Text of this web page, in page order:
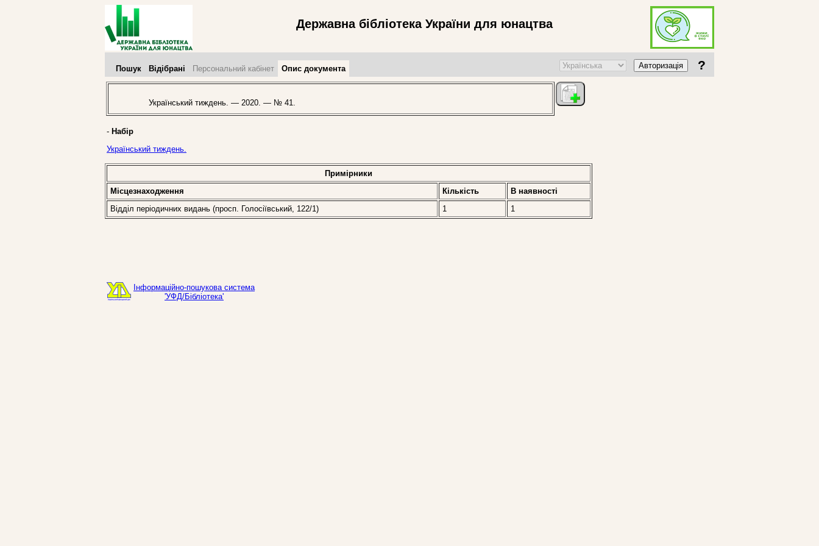
Державна бібліотека України для юнацтва
Пошук Відібрані Персональний кабінет Опис документа Авторизація ?
Український тиждень. — 2020. — № 41.
- Набір
Український тиждень.
Примірники
Місцезнаходження
Кількість
В наявностi
Відділ періодичних видань (просп. Голосіївський, 122/1)
1 1
Інформаційно-пошукова система
'УФД/Бібліотека'